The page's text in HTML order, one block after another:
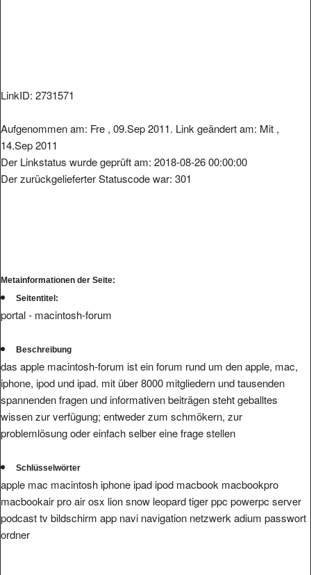
LinkID: 2731571
Aufgenommen am: Fre , 09.Sep 2011. Link geändert am: Mit ,
14.Sep 2011
Der Linkstatus wurde geprüft am: 2018-08-26 00:00:00
Der zurückgelieferter Statuscode war: 301
Metainformationen der Seite:
Seitentitel:
portal - macintosh-forum
Beschreibung
das apple macintosh-forum ist ein forum rund um den apple, mac,
iphone, ipod und ipad. mit über 8000 mitgliedern und tausenden
spannenden fragen und informativen beiträgen steht geballtes
wissen zur verfügung; entweder zum schmökern, zur
problemlösung oder einfach selber eine frage stellen
Schlüsselwörter
apple mac macintosh iphone ipad ipod macbook macbookpro
macbookair pro air osx lion snow leopard tiger ppc powerpc server
podcast tv bildschirm app navi navigation netzwerk adium passwort
ordner